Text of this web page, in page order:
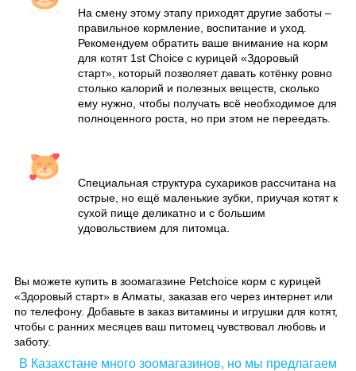
На смену этому этапу приходят другие заботы –
правильное кормление, воспитание и уход.
Рекомендуем обратить ваше внимание на корм
для котят 1st Choice с курицей «Здоровый
старт», который позволяет давать котёнку ровно
столько калорий и полезных веществ, сколько
ему нужно, чтобы получать всё необходимое для
полноценного роста, но при этом не переедать.
Специальная структура сухариков рассчитана на
острые, но ещё маленькие зубки, приучая котят к
сухой пище деликатно и с большим
удовольствием для питомца.
Вы можете купить в зоомагазине Petchoice корм с курицей
«Здоровый старт» в Алматы, заказав его через интернет или
по телефону. Добавьте в заказ витамины и игрушки для котят,
чтобы с ранних месяцев ваш питомец чувствовал любовь и
заботу.
В Казахстане много зоомагазинов, но мы предлагаем